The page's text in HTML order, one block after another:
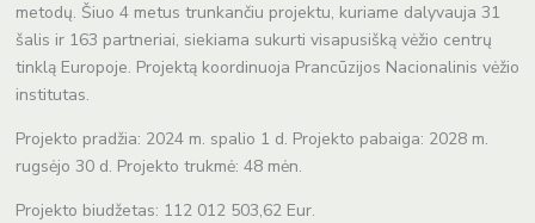
metodų. Šiuo 4 metus trunkančiu projektu, kuriame dalyvauja 31
šalis ir 163 partneriai, siekiama sukurti visapusišką vėžio centrų
tinklą Europoje. Projektą koordinuoja Prancūzijos Nacionalinis vėžio
institutas.
Projekto pradžia: 2024 m. spalio 1 d. Projekto pabaiga: 2028 m.
rugsėjo 30 d. Projekto trukmė: 48 mėn.
Projekto biudžetas: 112 012 503,62 Eur.